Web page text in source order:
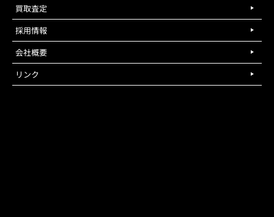
買取査定
採用情報
会社概要
リンク